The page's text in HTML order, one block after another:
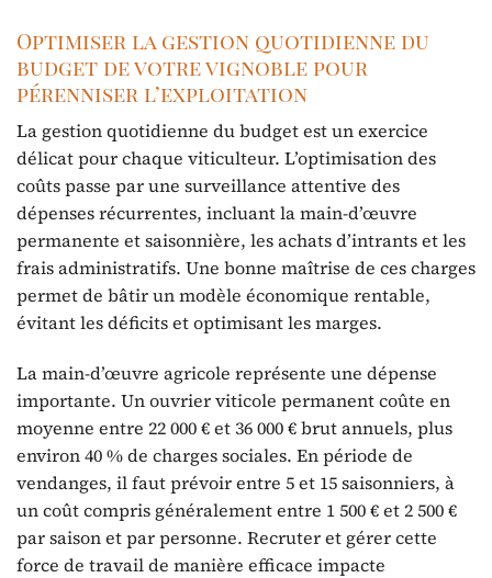
Optimiser la gestion quotidienne du
budget de votre vignoble pour
pérenniser l’exploitation
La gestion quotidienne du budget est un exercice
délicat pour chaque viticulteur. L’optimisation des
coûts passe par une surveillance attentive des
dépenses récurrentes, incluant la main-d’œuvre
permanente et saisonnière, les achats d’intrants et les
frais administratifs. Une bonne maîtrise de ces charges
permet de bâtir un modèle économique rentable,
évitant les déficits et optimisant les marges.
La main-d’œuvre agricole représente une dépense
importante. Un ouvrier viticole permanent coûte en
moyenne entre 22 000 € et 36 000 € brut annuels, plus
environ 40 % de charges sociales. En période de
vendanges, il faut prévoir entre 5 et 15 saisonniers, à
un coût compris généralement entre 1 500 € et 2 500 €
par saison et par personne. Recruter et gérer cette
force de travail de manière efficace impacte